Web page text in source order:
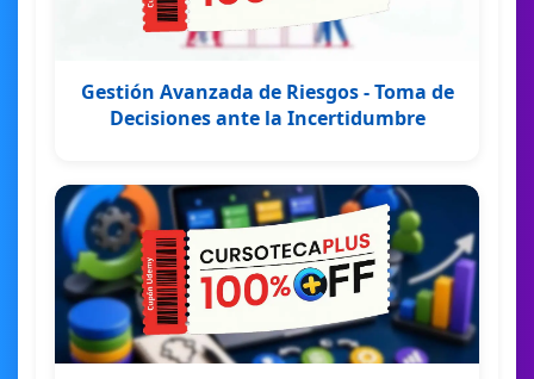
Gestión Avanzada de Riesgos - Toma de
Decisiones ante la Incertidumbre